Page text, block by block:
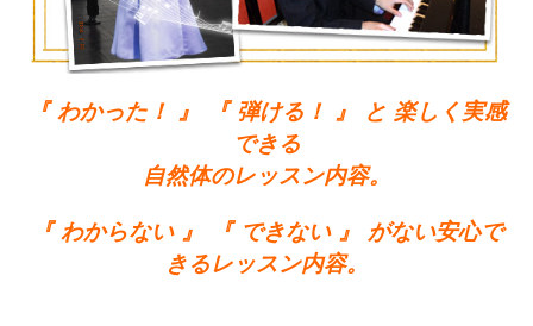
『 わかった！ 』 『 弾ける！ 』 と 楽しく実感
できる
自然体のレッスン内容。
『 わからない 』 『 できない 』 がない安心で
きるレッスン内容。